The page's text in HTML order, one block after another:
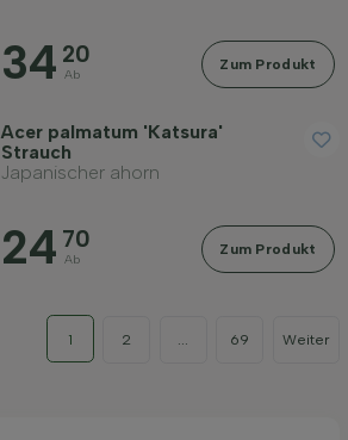
34 20
Ab
Zum Produkt
Acer palmatum 'Katsura'
Strauch
Japanischer ahorn
24 70
Ab
Zum Produkt
1 2 69 Weiter